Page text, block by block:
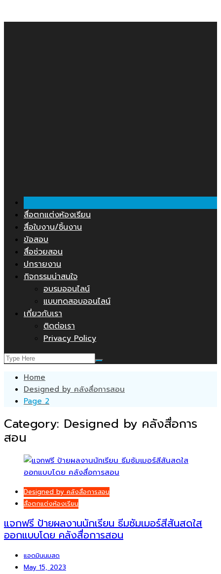
to
สื่อตกแต่งห้องเรียน
สื่อใบงาน/ชิ้นงาน
ข้อสอบ
สื่อช่วยสอน
ปกรายงาน
กิจกรรมน่าสนใจ
อบรมออนไลน์
แบบทดสอบออนไลน์
เกี่ยวกับเรา
ติดต่อเรา
Privacy Policy
Home
Designed by คลังสื่อการสอน
Page 2
Category: Designed by คลังสื่อการ
สอน
Designed by คลังสื่อการสอน
สื่อตกแต่งห้องเรียน
แจกฟรี ป้ายผลงานนักเรียน ธีมซัมเมอร์สีสันสดใส
ออกแบบโดย คลังสื่อการสอน
แอดมินนมสด
May 15, 2023